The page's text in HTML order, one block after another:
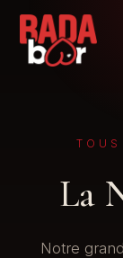
La
Notre